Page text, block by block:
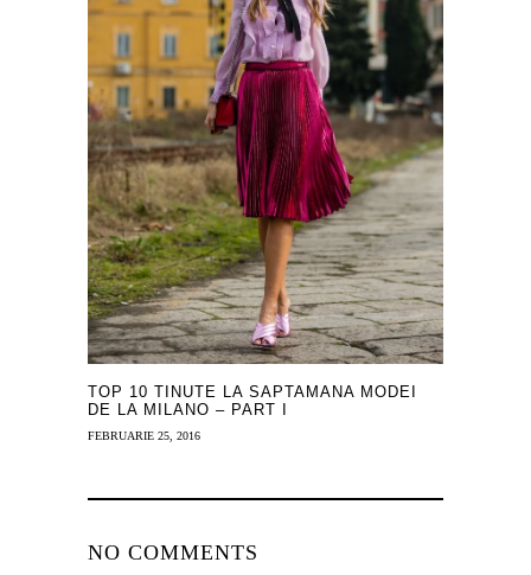
TOP 10 TINUTE LA SAPTAMANA MODEI
DE LA MILANO – PART I
FEBRUARIE 25, 2016
NO COMMENTS